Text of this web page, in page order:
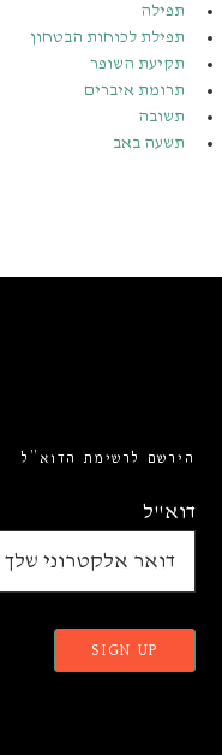
תפילה
תפילת לכוחות הבטחון
תקיעת השופר
תרומת איברים
תשובה
תשעה באב
הירשם לרשימת הדוא”ל
דוא"ל